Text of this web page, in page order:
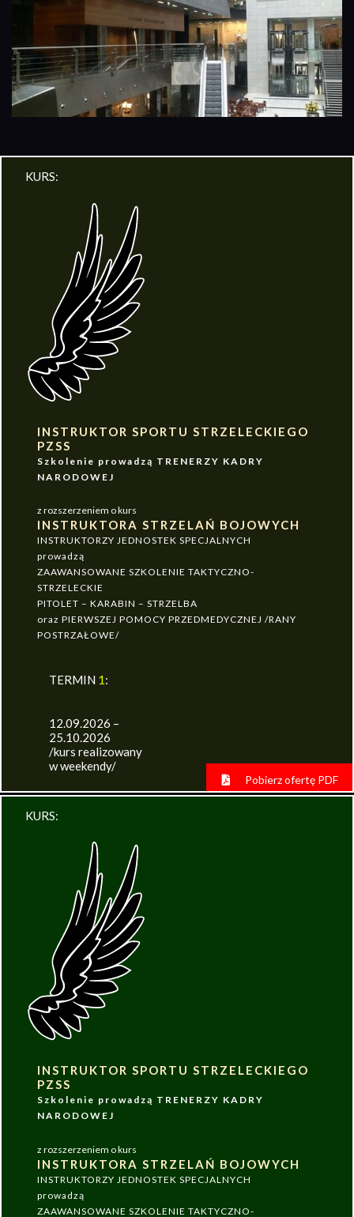
KURS:
INSTRUKTOR SPORTU STRZELECKIEGO
PZSS
Szkolenie prowadzą TRENERZY KADRY
NARODOWEJ
z rozszerzeniem o kurs
INSTRUKTORA STRZELAŃ BOJOWYCH
INSTRUKTORZY JEDNOSTEK SPECJALNYCH
prowadzą
ZAAWANSOWANE SZKOLENIE TAKTYCZNO-
STRZELECKIE
PITOLET – KARABIN – STRZELBA
oraz PIERWSZEJ POMOCY PRZEDMEDYCZNEJ /RANY
POSTRZAŁOWE/
TERMIN 1:
12.09.2026 –
25.10.2026
/kurs realizowany
w weekendy/
Pobierz ofertę PDF
KURS:
INSTRUKTOR SPORTU STRZELECKIEGO
PZSS
Szkolenie prowadzą TRENERZY KADRY
NARODOWEJ
z rozszerzeniem o kurs
INSTRUKTORA STRZELAŃ BOJOWYCH
INSTRUKTORZY JEDNOSTEK SPECJALNYCH
prowadzą
ZAAWANSOWANE SZKOLENIE TAKTYCZNO-